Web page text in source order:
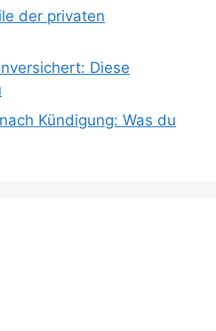
der privaten
Diese
Kündigung: Was du